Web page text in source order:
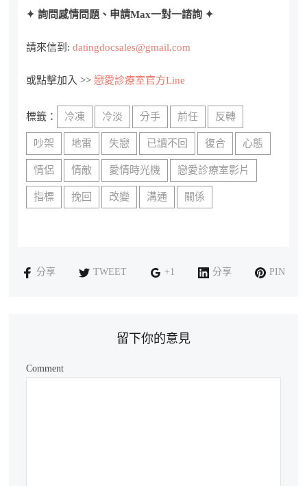
✦ 詢問感情問題、申請Max一對一諮詢 ✦
請來信到:datingdocsales@gmail.com
或點擊加入 >>戀愛診療室官方Line
標籤： 冷凍 冷淡 分手 前任 反轉
吵架 地雷 失戀 已讀不回 復合 心態
情侶 情敵 愛情時光機 戀愛診療室影片
指標 挽回 改變 溝通 關係
分享 TWEET +1 分享 PIN
留下你的意見
Comment